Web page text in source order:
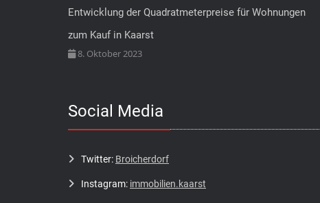
Entwicklung der Quadratmeterpreise für Wohnungen
zum Kauf in Kaarst
8. Oktober 2023
Social Media
Twitter: Broicherdorf
Instagram: immobilien.kaarst